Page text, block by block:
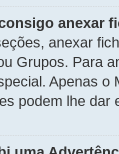
anexar
anexar
Grupos. Para
Apenas o
podem lhe